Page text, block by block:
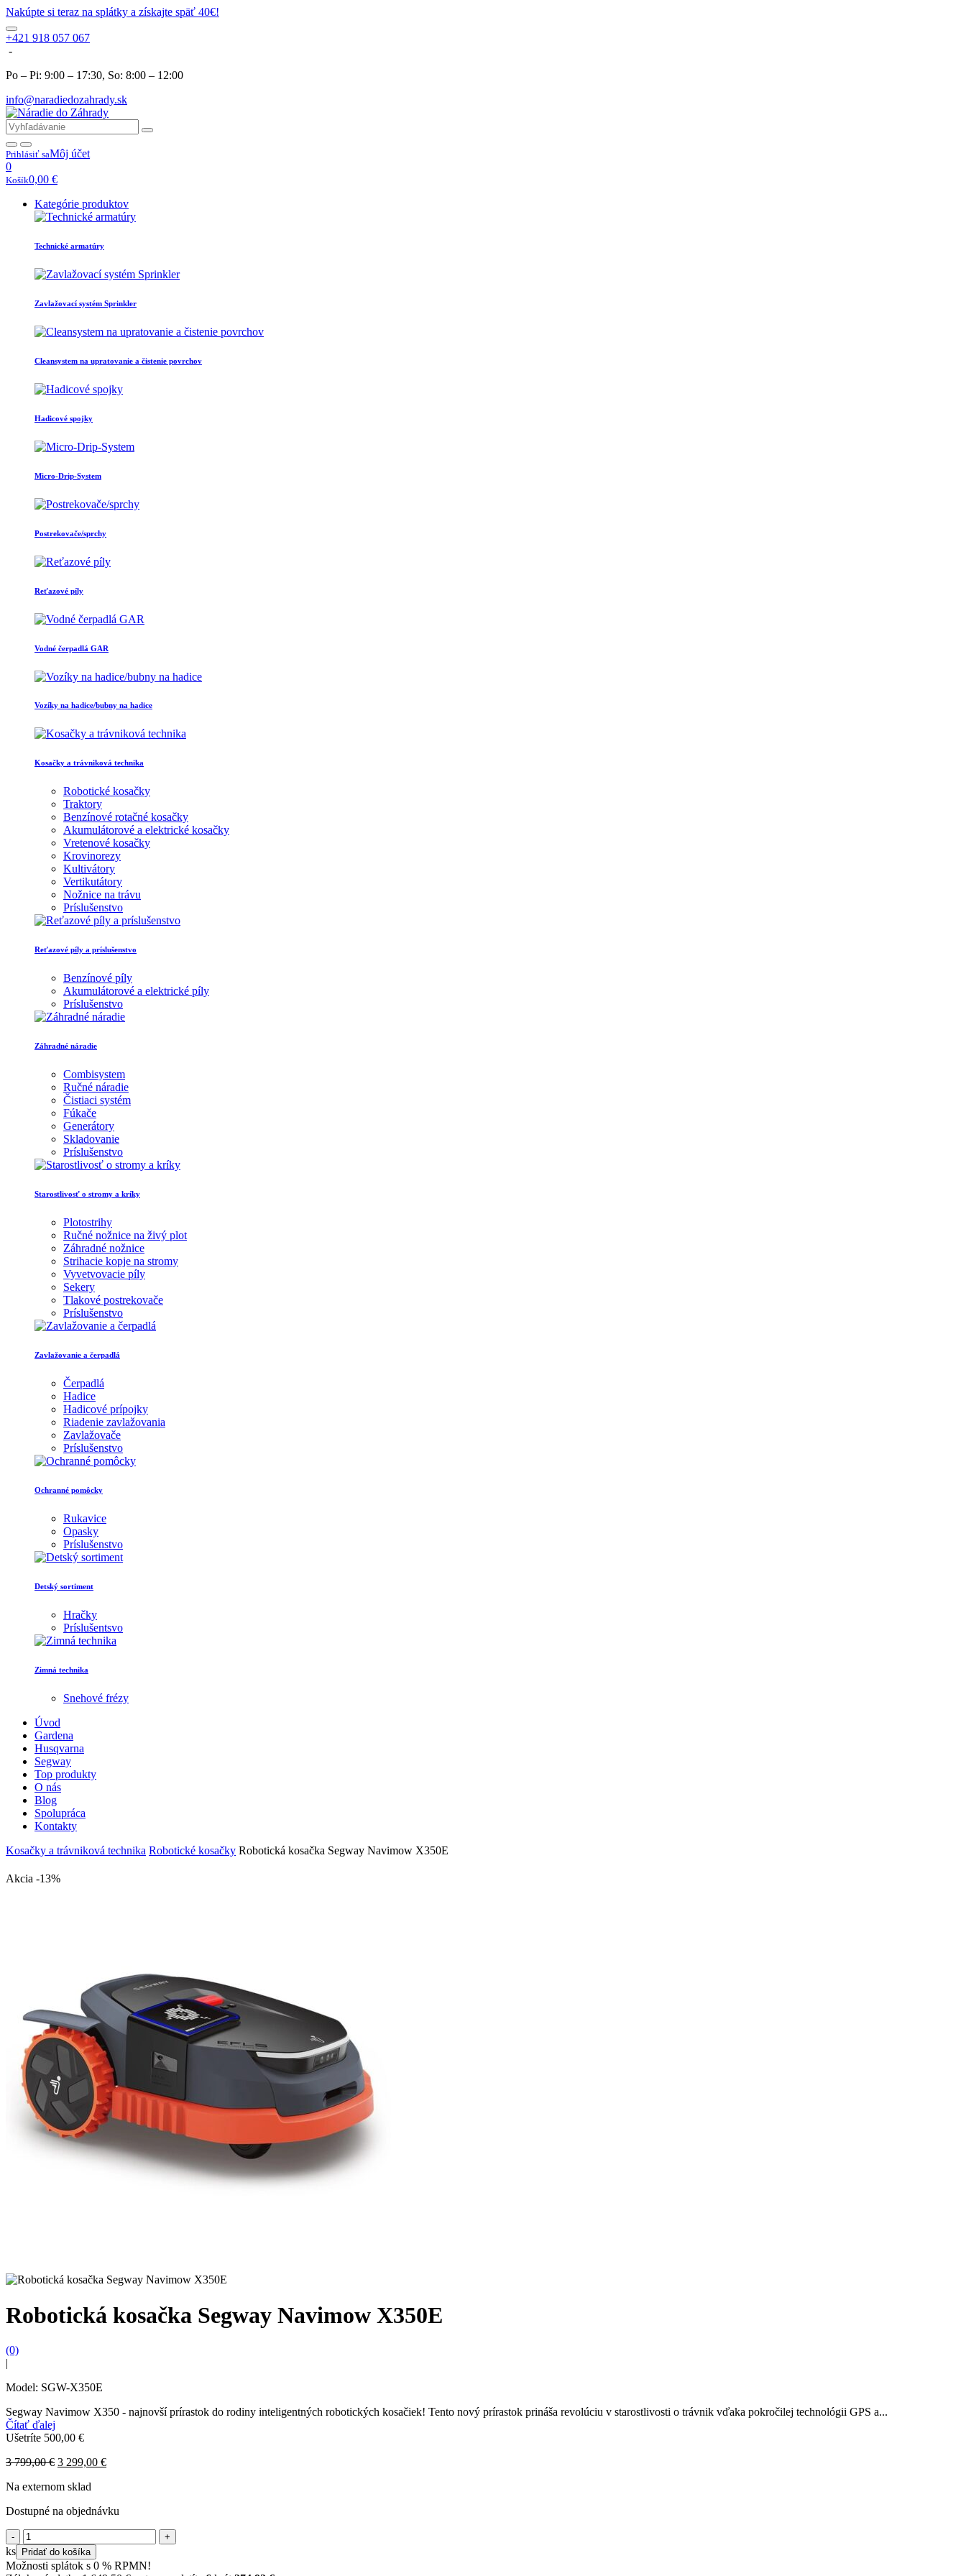
Nakúpte si teraz na splátky a získajte späť 40€!
+421 918 057 067
-
Po – Pi: 9:00 – 17:30, So: 8:00 – 12:00
info@naradiedozahrady.sk
Prihlásiť saMôj účet
0
Košík0,00 €
Kategórie produktov
Technické armatúry
Zavlažovací systém Sprinkler
Cleansystem na upratovanie a čistenie povrchov
Hadicové spojky
Micro-Drip-System
Postrekovače/sprchy
Reťazové píly
Vodné čerpadlá GAR
Vozíky na hadice/bubny na hadice
Kosačky a trávniková technika
Robotické kosačky
Traktory
Benzínové rotačné kosačky
Akumulátorové a elektrické kosačky
Vretenové kosačky
Krovinorezy
Kultivátory
Vertikutátory
Nožnice na trávu
Príslušenstvo
Reťazové píly a príslušenstvo
Benzínové píly
Akumulátorové a elektrické píly
Príslušenstvo
Záhradné náradie
Combisystem
Ručné náradie
Čistiaci systém
Fúkače
Generátory
Skladovanie
Príslušenstvo
Starostlivosť o stromy a kríky
Plotostrihy
Ručné nožnice na živý plot
Záhradné nožnice
Strihacie kopje na stromy
Vyvetvovacie píly
Sekery
Tlakové postrekovače
Príslušenstvo
Zavlažovanie a čerpadlá
Čerpadlá
Hadice
Hadicové prípojky
Riadenie zavlažovania
Zavlažovače
Príslušenstvo
Ochranné pomôcky
Rukavice
Opasky
Príslušenstvo
Detský sortiment
Hračky
Príslušentsvo
Zimná technika
Snehové frézy
Úvod
Gardena
Husqvarna
Segway
Top produkty
O nás
Blog
Spolupráca
Kontakty
Kosačky a trávniková technika Robotické kosačky Robotická kosačka Segway Navimow X350E
Akcia -13%
Robotická kosačka Segway Navimow X350E
(0)
|
Model: SGW-X350E
Segway Navimow X350 - najnovší prírastok do rodiny inteligentných robotických kosačiek! Tento nový prírastok prináša revolúciu v starostlivosti o trávnik vďaka pokročilej technológii GPS a...
Čítať ďalej
Ušetríte 500,00 €
3 799,00€ Original
was:
799,00 €.
3 299,00 €Current
299,00 €.
Na externom sklad
Dostupné na objednávku
množstvo
Robotická
kosačka
ks Pridať do košíka
Možnosti splátok s 0 % RPMN!